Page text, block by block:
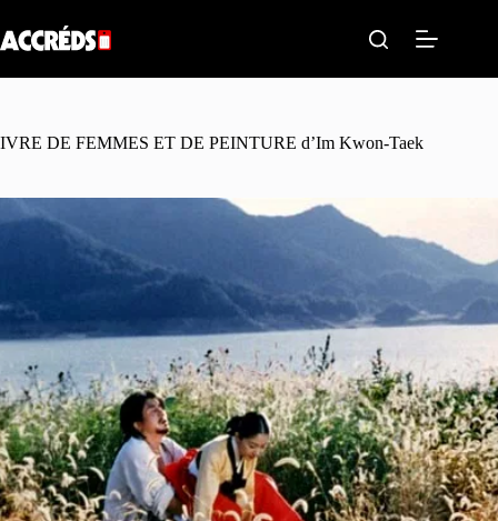
au
contenu
IVRE DE FEMMES ET DE PEINTURE d’Im Kwon-Taek